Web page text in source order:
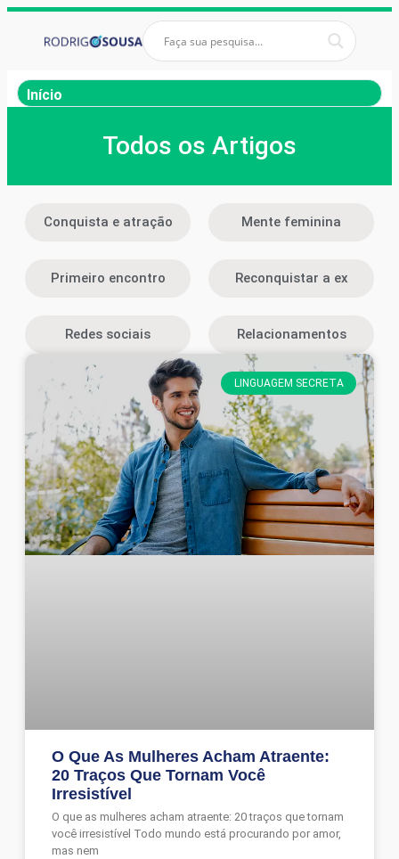
Início
Todos os Artigos
Conquista e atração Mente feminina
Primeiro encontro Reconquistar a ex
Redes sociais Relacionamentos
LINGUAGEM SECRETA
O Que As Mulheres Acham Atraente:
20 Traços Que Tornam Você
Irresistível
O que as mulheres acham atraente: 20 traços que tornam
você irresistível Todo mundo está procurando por amor,
mas nem